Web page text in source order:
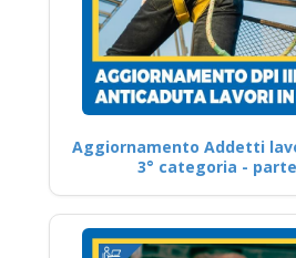
Aggiornamento Addetti
3° categoria -